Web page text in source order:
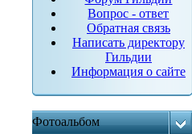
Вопрос - ответ
Обратная связь
Написать директору
Гильдии
Информация о сайте
Фотоальбом